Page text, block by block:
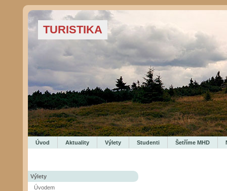
TURISTIKA
Úvod Aktuality Výlety Studenti Šetříme MHD
Výlety
Úvodem